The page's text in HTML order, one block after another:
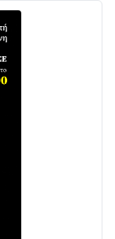
νερών
ΠΡΙΝ ΤΗ